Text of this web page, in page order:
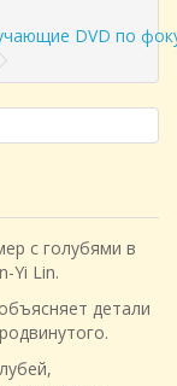
DVD по
с голубями в
Yi Lin.
детали